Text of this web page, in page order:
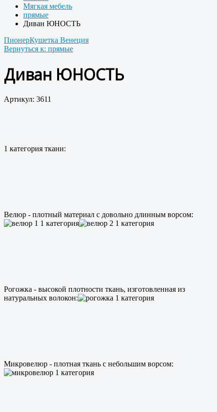
Мягкая мебель
прямые
Диван ЮНОСТЬ
ПионерКушетка Венеция
Вернуться к: прямые
Диван ЮНОСТЬ
Артикул: 3611
1 категория ткани:
Велюр - плотный материал с довольно длинным ворсом:
Рогожка - высокой плотности ткань, изготовленная из
натуральных волокон:
Микровелюр - плотная ткань с небольшим ворсом: